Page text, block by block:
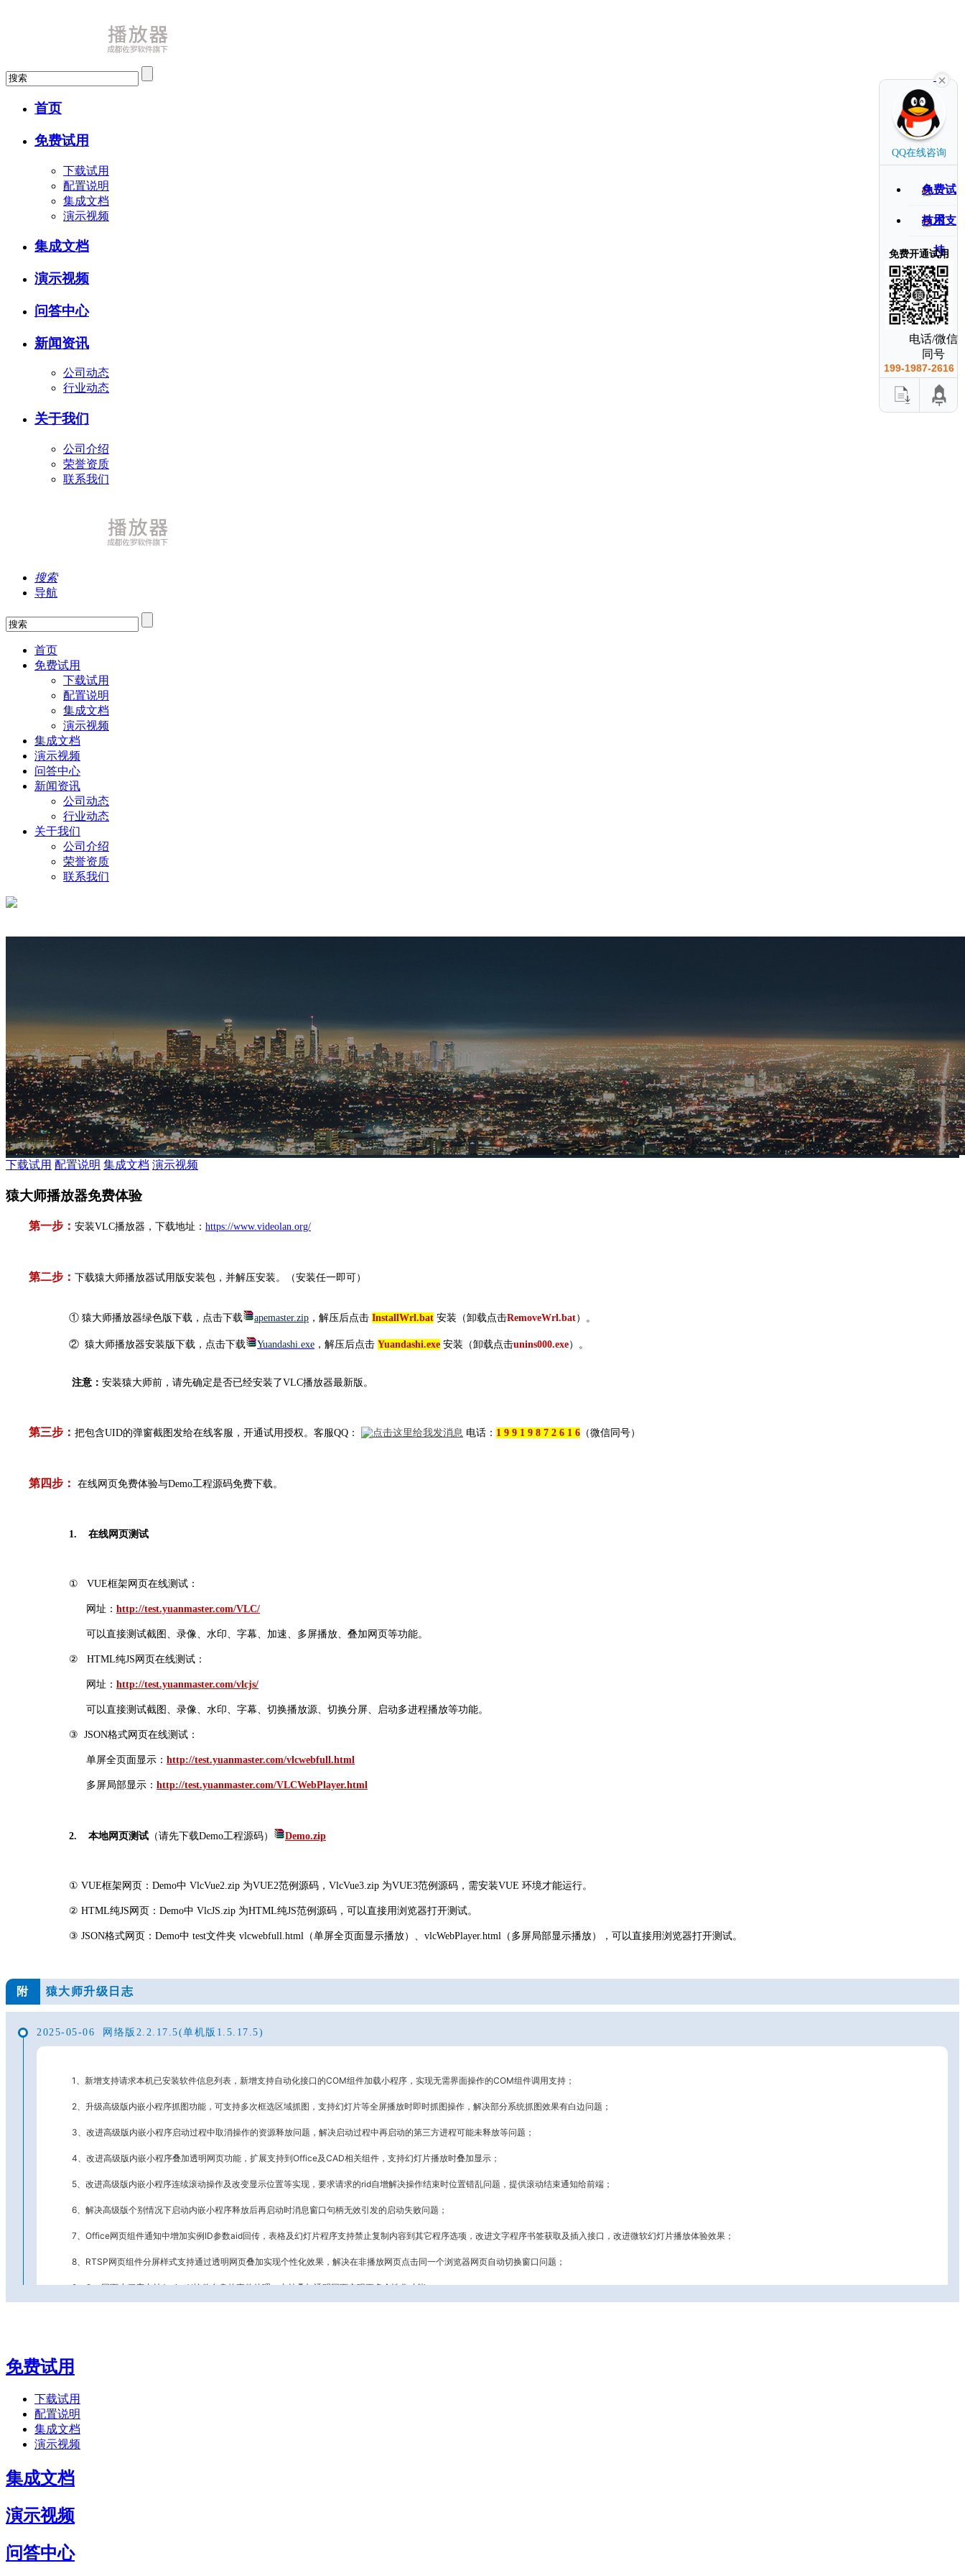
首页
免费试用
下载试用
配置说明
集成文档
演示视频
集成文档
演示视频
问答中心
新闻资讯
公司动态
行业动态
关于我们
公司介绍
荣誉资质
联系我们
搜索
导航
首页
免费试用
下载试用
配置说明
集成文档
演示视频
集成文档
演示视频
问答中心
新闻资讯
公司动态
行业动态
关于我们
公司介绍
荣誉资质
联系我们
下载试用 配置说明 集成文档 演示视频
猿大师播放器免费体验
第一步： 安装VLC播放器，下载地址： https://www.videolan.org/
第二步： 下载猿大师播放器试用版安装包，并解压安装。（安装任一即可）
① 猿大师播放器绿色版下载，点击下载 apemaster.zip ，解压后点击 InstallWrl.bat 安装（卸载点击RemoveWrl.bat）。
② 猿大师播放器安装版下载，点击下载 Yuandashi.exe ，解压后点击 Yuandashi.exe 安装（卸载点击unins000.exe）。
注意： 安装猿大师前，请先确定是否已经安装了VLC播放器最新版。
第三步： 把包含UID的弹窗截图发给在线客服，开通试用授权。客服QQ： 电话： 1 9 9 1 9 8 7 2 6 1 6 （微信同号）
第四步： 在线网页免费体验与Demo工程源码免费下载。
1. 在线网页测试
① VUE框架网页在线测试：
网址： http://test.yuanmaster.com/VLC/
可以直接测试截图、录像、水印、字幕、加速、多屏播放、叠加网页等功能。
② HTML纯JS网页在线测试：
网址： http://test.yuanmaster.com/vlcjs/
可以直接测试截图、录像、水印、字幕、切换播放源、切换分屏、启动多进程播放等功能。
③ JSON格式网页在线测试：
单屏全页面显示： http://test.yuanmaster.com/vlcwebfull.html
多屏局部显示： http://test.yuanmaster.com/VLCWebPlayer.html
2. 本地网页测试 （请先下载Demo工程源码） Demo.zip
① VUE框架网页： Demo中 VlcVue2.zip 为VUE2范例源码， VlcVue3.zip 为VUE3范例源码，需安装VUE 环境才能运行。
② HTML纯JS网页： Demo中 VlcJS.zip 为HTML纯JS范例源码，可以直接用浏览器打开测试。
③ JSON格式网页：Demo中 test文件夹 vlcwebfull.html（单屏全页面显示播放）、vlcWebPlayer.html（多屏局部显示播放）， 可以直接用浏览器打开测试。
附 猿大师升级日志
2025-05-06 网络版2.2.17.5(单机版1.5.17.5)
1、新增支持请求本机已安装软件信息列表，新增支持自动化接口的COM组件加载小程序，实现无需界面操作的COM组件调用支持；
2、升级高级版内嵌小程序抓图功能，可支持多次框选区域抓图，支持幻灯片等全屏播放时即时抓图操作，解决部分系统抓图效果有白边问题；
3、改进高级版内嵌小程序启动过程中取消操作的资源释放问题，解决启动过程中再启动的第三方进程可能未释放等问题；
4、改进高级版内嵌小程序叠加透明网页功能，扩展支持到Office及CAD相关组件，支持幻灯片播放时叠加显示；
5、改进高级版内嵌小程序连续滚动操作及改变显示位置等实现，要求请求的rid自增解决操作结束时位置错乱问题，提供滚动结束通知给前端；
6、解决高级版个别情况下启动内嵌小程序释放后再启动时消息窗口句柄无效引发的启动失败问题；
7、Office网页组件通知中增加实例ID参数aid回传，表格及幻灯片程序支持禁止复制内容到其它程序选项，改进文字程序书签获取及插入接口，改进微软幻灯片播放体验效果；
8、RTSP网页组件分屏样式支持通过透明网页叠加实现个性化效果，解决在非播放网页点击同一个浏览器网页自动切换窗口问题；
9、Ocx网页小程序支持ActiveX控件自身的事件处理，支持叠加透明网页实现更多个性化功能。
2、优化OCX、Office及CAD网页组件调用自动化接口通用方式，支持动态属性及方法调用；
3、EXE网页小程序增加前端发送指定按键触发功能的接口支持；
4、Office网页组件文字模块支持插入图表功能并优化保存通知，解决微软Office的OLE嵌入方式多实例打开或同时桌面版启动打开时的界面操作问题；
2025-03-07 网络版2.2.17.2(单机版1.5.17.2)
免费试用
下载试用
配置说明
集成文档
演示视频
集成文档
演示视频
问答中心
QQ在线咨询
免费试
用
技术支
持
免费开通试用
电话/微信
同号
199-1987-2616